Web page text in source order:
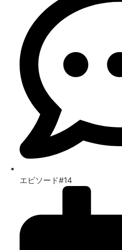
エピソード#14